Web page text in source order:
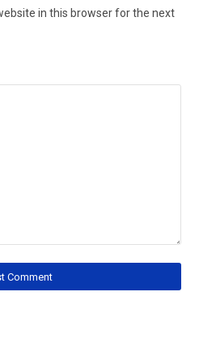
in this browser for the next